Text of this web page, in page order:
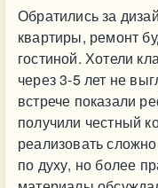
Обратились за
квартиры, ремонт
гостиной. Хотели
через 3-5 лет не
встрече показали
получили честный
реализовать
по духу, но более